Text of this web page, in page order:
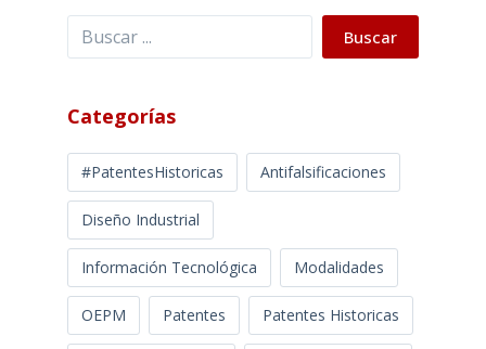
Buscar Buscar
Categorías
#PatentesHistoricas Antifalsificaciones
Diseño Industrial
Información Tecnológica Modalidades
OEPM Patentes Patentes Historicas